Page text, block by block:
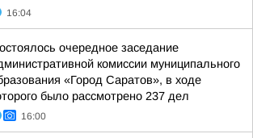
16:04
очередное заседание
комиссии муниципального
«Город Саратов», в ходе
было рассмотрено 237 дел
16:00